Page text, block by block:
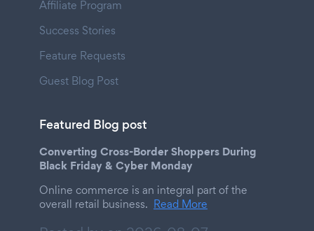
Affiliate Program
Success Stories
Feature Requests
Guest Blog Post
Featured Blog post
Converting Cross-Border Shoppers During
Black Friday & Cyber Monday
Online commerce is an integral part of the
overall retail business. Read More